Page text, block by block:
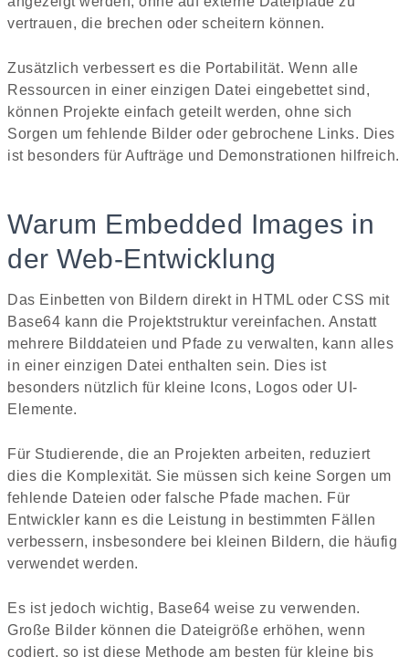
vertrauen, die brechen oder scheitern können.
Zusätzlich verbessert es die Portabilität. Wenn alle
Ressourcen in einer einzigen Datei eingebettet sind,
können Projekte einfach geteilt werden, ohne sich
Sorgen um fehlende Bilder oder gebrochene Links. Dies
ist besonders für Aufträge und Demonstrationen hilfreich.
Warum Embedded Images in
der Web-Entwicklung
Das Einbetten von Bildern direkt in HTML oder CSS mit
Base64 kann die Projektstruktur vereinfachen. Anstatt
mehrere Bilddateien und Pfade zu verwalten, kann alles
in einer einzigen Datei enthalten sein. Dies ist
besonders nützlich für kleine Icons, Logos oder UI-
Elemente.
Für Studierende, die an Projekten arbeiten, reduziert
dies die Komplexität. Sie müssen sich keine Sorgen um
fehlende Dateien oder falsche Pfade machen. Für
Entwickler kann es die Leistung in bestimmten Fällen
verbessern, insbesondere bei kleinen Bildern, die häufig
verwendet werden.
Es ist jedoch wichtig, Base64 weise zu verwenden.
Große Bilder können die Dateigröße erhöhen, wenn
codiert, so ist diese Methode am besten für kleine bis